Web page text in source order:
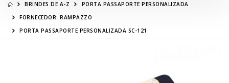
BRINDES DE A-Z
PORTA PASSAPORTE PERSONALIZADA
FORNECEDOR: RAMPAZZO
PORTA PASSAPORTE PERSONALIZADA SC-121